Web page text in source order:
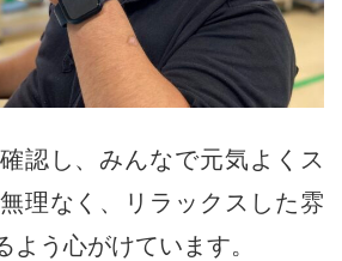
認し、みんなで元気よくス
理なく、リラックスした雰
よう心がけています。